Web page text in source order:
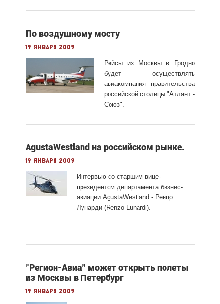
По воздушному мосту
19 января 2009
Рейсы из Москвы в Гродно
будет осуществлять
авиакомпания правительства
российской столицы "Атлант -
Союз".
AgustaWestland на российском рынке.
19 января 2009
Интервью со старшим вице-
президентом департамента бизнес-
авиации AgustaWestland - Ренцо
Лунарди (Renzo Lunardi).
"Регион-Авиа" может открыть полеты
из Москвы в Петербург
19 января 2009